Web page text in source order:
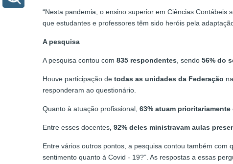
“Nesta pandemia, o ensino superior em Ciências
que estudantes e professores têm sido heróis pela
A pesquisa
A pesquisa contou com 835 respondentes, sendo 56% do
Houve participação de todas as unidades da Federação
responderam ao questionário.
Quanto à atuação profissional, 63% atuam
Entre esses docentes, 92% deles ministravam aulas
Entre vários outros pontos, a pesquisa contou também com
sentimento quanto à Covid - 19?”. As respostas a essas